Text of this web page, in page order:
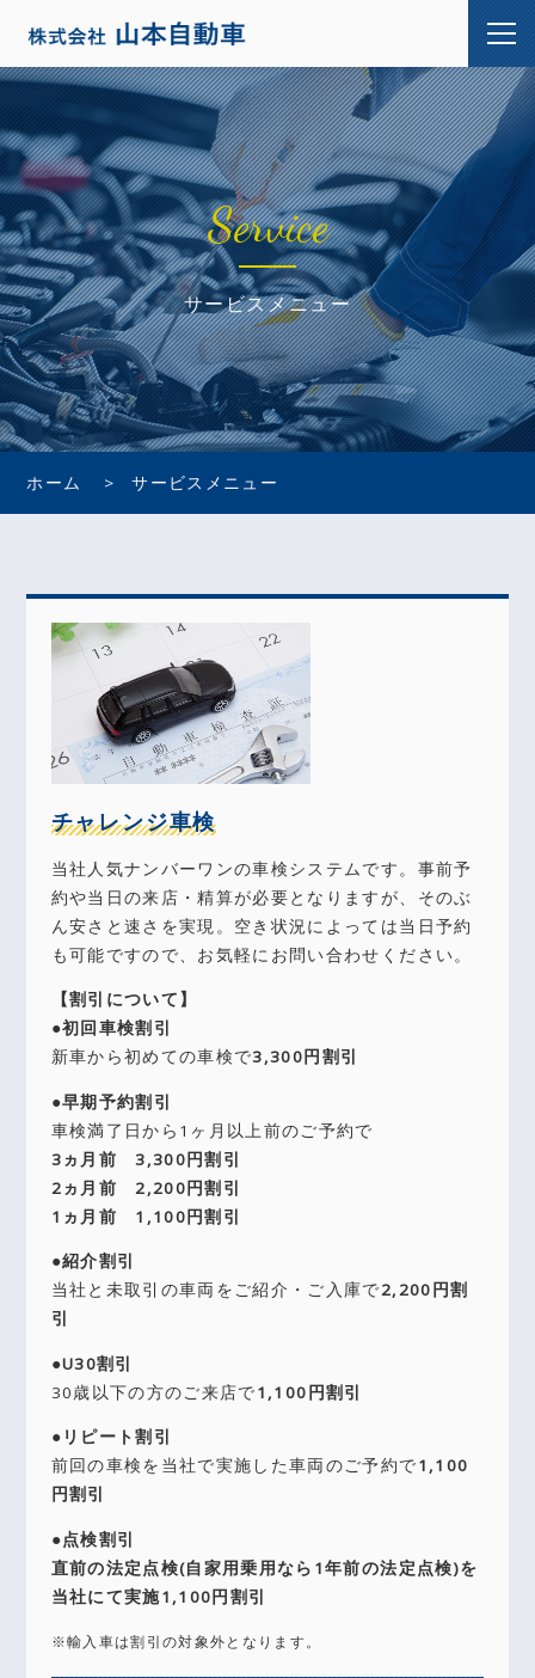
Service
サービスメニュー
ホーム サービスメニュー
チャレンジ車検
当社人気ナンバーワンの車検システムです。事前予
約や当日の来店・精算が必要となりますが、そのぶ
ん安さと速さを実現。空き状況によっては当日予約
も可能ですので、お気軽にお問い合わせください。
【割引について】
●初回車検割引
新車から初めての車検で3,300円割引
●早期予約割引
車検満了日から1ヶ月以上前のご予約で
3ヵ月前 3,300円割引
2ヵ月前 2,200円割引
1ヵ月前 1,100円割引
●紹介割引
当社と未取引の車両をご紹介・ご入庫で2,200円割
引
●U30割引
30歳以下の方のご来店で1,100円割引
●リピート割引
前回の車検を当社で実施した車両のご予約で1,100
円割引
●点検割引
直前の法定点検(自家用乗用なら1年前の法定点検)を
当社にて実施1,100円割引
※輸入車は割引の対象外となります。